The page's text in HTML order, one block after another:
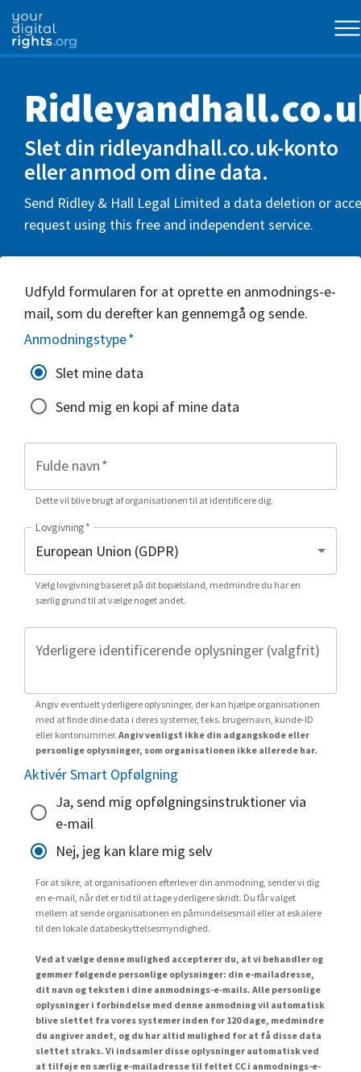
Slet din ridleyandhall.co.uk-konto
eller anmod om dine data.
Send Ridley & Hall Legal Limited a data deletion or
request using this free and independent service.
Udfyld formularen for at oprette en anmodnings-e-
mail, som du derefter kan gennemgå og sende.
Anmodningstype*
Slet mine data
Send mig en kopi af mine data
Fulde navn*
Dette vil blive brugt af organisationen til at identificere dig.
Lovgivning*
Vælg lovgivning baseret på dit bopælsland, medmindre du har en
særlig grund til at vælge noget andet.
Yderligere identificerende oplysninger (valgfrit)
Angiv eventuelt yderligere oplysninger, der kan hjælpe organisationen
med at finde dine data i deres systemer, f.eks. brugernavn, kunde-ID
eller kontonummer. Angiv venligst ikke din adgangskode eller
personlige oplysninger, som organisationen ikke allerede har.
Aktivér Smart Opfølgning
Ja, send mig opfølgningsinstruktioner via
e-mail
Nej, jeg kan klare mig selv
For at sikre, at organisationen efterlever din anmodning, sender vi dig
en e-mail, når det er tid til at tage yderligere skridt. Du får valget
mellem at sende organisationen en påmindelsesmail eller at eskalere
til den lokale databeskyttelsesmyndighed.
Ved at vælge denne mulighed accepterer du, at vi behandler og
gemmer følgende personlige oplysninger: din e-mailadresse,
dit navn og teksten i dine anmodnings-e-mails. Alle personlige
oplysninger i forbindelse med denne anmodning vil automatisk
blive slettet fra vores systemer inden for 120 dage, medmindre
du angiver andet, og du har altid mulighed for at få disse data
slettet straks. Vi indsamler disse oplysninger automatisk ved
at tilføje en særlig e-mailadresse til feltet CC i anmodnings-e-